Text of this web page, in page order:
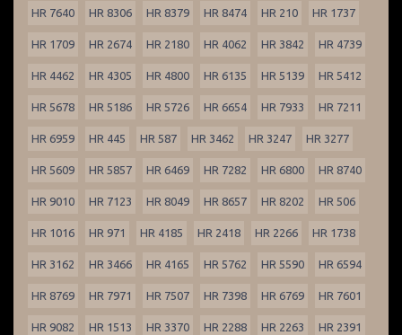
HR 7640 HR 8306 HR 8379 HR 8474 HR 210 HR 1737
HR 1709 HR 2674 HR 2180 HR 4062 HR 3842 HR 4739
HR 4462 HR 4305 HR 4800 HR 6135 HR 5139 HR 5412
HR 5678 HR 5186 HR 5726 HR 6654 HR 7933 HR 7211
HR 6959 HR 445 HR 587 HR 3462 HR 3247 HR 3277
HR 5609 HR 5857 HR 6469 HR 7282 HR 6800 HR 8740
HR 9010 HR 7123 HR 8049 HR 8657 HR 8202 HR 506
HR 1016 HR 971 HR 4185 HR 2418 HR 2266 HR 1738
HR 3162 HR 3466 HR 4165 HR 5762 HR 5590 HR 6594
HR 8769 HR 7971 HR 7507 HR 7398 HR 6769 HR 7601
HR 9082 HR 1513 HR 3370 HR 2288 HR 2263 HR 2391